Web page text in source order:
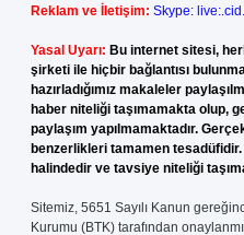
Reklam ve İletişim: Skype:
Yasal Uyarı: Bu internet sitesi,
şirketi ile hiçbir bağlantısı
hazırladığımız makaleler
haber niteliği taşımamakta olup,
paylaşım yapılmamaktadır.
benzerlikleri tamamen
halindedir ve tavsiye niteliği
Sitemiz, 5651 Sayılı Kanun
Kurumu (BTK) tarafından